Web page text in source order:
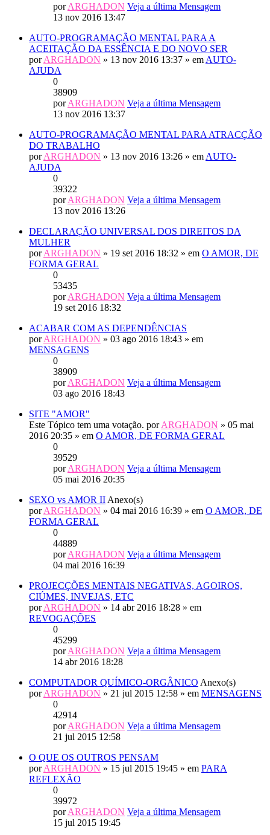
porARGHADON Veja a última Mensagem
13 nov 2016 13:47
AUTO-PROGRAMAÇÃO MENTAL PARA A
ACEITAÇÃO DA ESSÊNCIA E DO NOVO SER
porARGHADON » 13 nov 2016 13:37 » em AUTO-
AJUDA
0
38909
porARGHADON Veja a última Mensagem
13 nov 2016 13:37
AUTO-PROGRAMAÇÃO MENTAL PARA ATRACÇÃO
DO TRABALHO
porARGHADON » 13 nov 2016 13:26 » em AUTO-
AJUDA
0
39322
porARGHADON Veja a última Mensagem
13 nov 2016 13:26
DECLARAÇÃO UNIVERSAL DOS DIREITOS DA
MULHER
porARGHADON » 19 set 2016 18:32 » em O AMOR, DE
FORMA GERAL
0
53435
porARGHADON Veja a última Mensagem
19 set 2016 18:32
ACABAR COM AS DEPENDÊNCIAS
porARGHADON » 03 ago 2016 18:43 » em
MENSAGENS
0
38909
porARGHADON Veja a última Mensagem
03 ago 2016 18:43
SITE "AMOR"
Este Tópico tem uma votação. porARGHADON » 05 mai
2016 20:35 » em O AMOR, DE FORMA GERAL
0
39529
porARGHADON Veja a última Mensagem
05 mai 2016 20:35
SEXO vs AMOR II Anexo(s)
porARGHADON » 04 mai 2016 16:39 » em O AMOR, DE
FORMA GERAL
0
44889
porARGHADON Veja a última Mensagem
04 mai 2016 16:39
PROJECÇÕES MENTAIS NEGATIVAS, AGOIROS,
CIÚMES, INVEJAS, ETC
porARGHADON » 14 abr 2016 18:28 » em
REVOGAÇÕES
0
45299
porARGHADON Veja a última Mensagem
14 abr 2016 18:28
COMPUTADOR QUÍMICO-ORGÂNICO Anexo(s)
porARGHADON » 21 jul 2015 12:58 » em MENSAGENS
0
42914
porARGHADON Veja a última Mensagem
21 jul 2015 12:58
O QUE OS OUTROS PENSAM
porARGHADON » 15 jul 2015 19:45 » em PARA
REFLEXÃO
0
39972
porARGHADON Veja a última Mensagem
15 jul 2015 19:45